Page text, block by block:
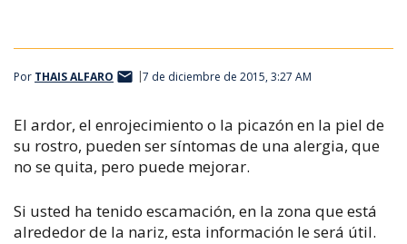
Por THAIS ALFARO 7 de diciembre de 2015, 3:27 AM
El ardor, el enrojecimiento o la picazón en la piel de
su rostro, pueden ser síntomas de una alergia, que
no se quita, pero puede mejorar.
Si usted ha tenido escamación, en la zona que está
alrededor de la nariz, esta información le será útil.